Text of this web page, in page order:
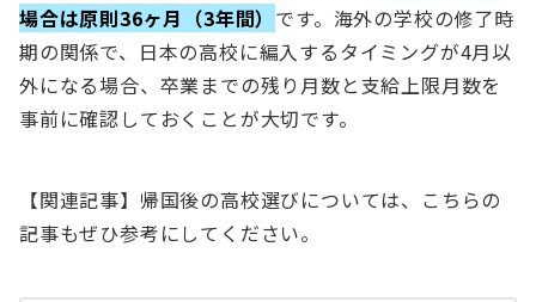
場合は原則36ヶ月（3年間） です。海外の学校の修了時
期の関係で、日本の高校に編入するタイミングが4月以
外になる場合、卒業までの残り月数と支給上限月数を
事前に確認しておくことが大切です。
【関連記事】帰国後の高校選びについては、こちらの
記事もぜひ参考にしてください。